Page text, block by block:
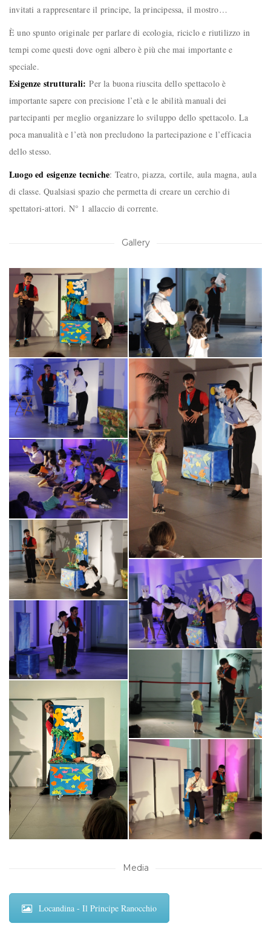
invitati a rappresentare il principe, la principessa, il mostro…
È uno spunto originale per parlare di ecologia, riciclo e riutilizzo in
tempi come questi dove ogni albero è più che mai importante e
speciale.
Esigenze strutturali:Per la buona riuscita dello spettacolo è
importante sapere con precisione l’età e le abilità manuali dei
partecipanti per meglio organizzare lo sviluppo dello spettacolo. La
poca manualità e l’età non precludono la partecipazione e l’efficacia
dello stesso.
Luogo ed esigenze tecniche: Teatro, piazza, cortile, aula magna, aula
di classe. Qualsiasi spazio che permetta di creare un cerchio di
spettatori-attori. N° 1 allaccio di corrente.
Gallery
Media
Locandina - Il Principe Ranocchio